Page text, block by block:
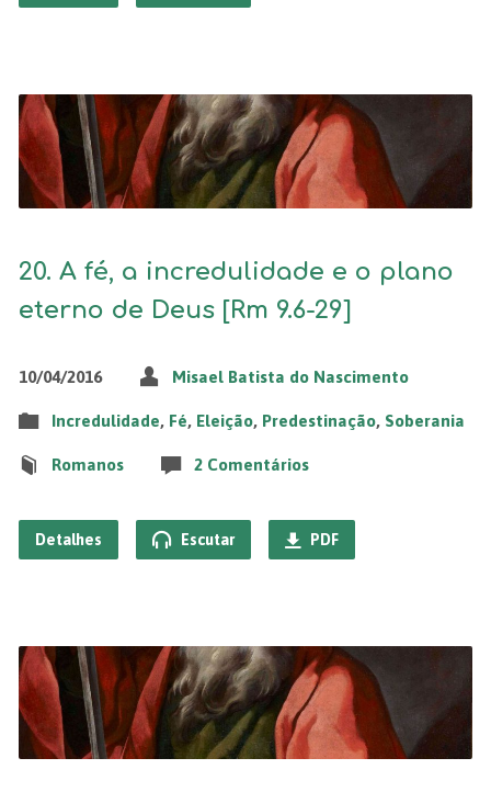
20. A fé, a incredulidade e o plano
eterno de Deus [Rm 9.6-29]
10/04/2016 Misael Batista do Nascimento
Incredulidade, Fé, Eleição, Predestinação, Soberania
Romanos 2 Comentários
Detalhes Escutar PDF